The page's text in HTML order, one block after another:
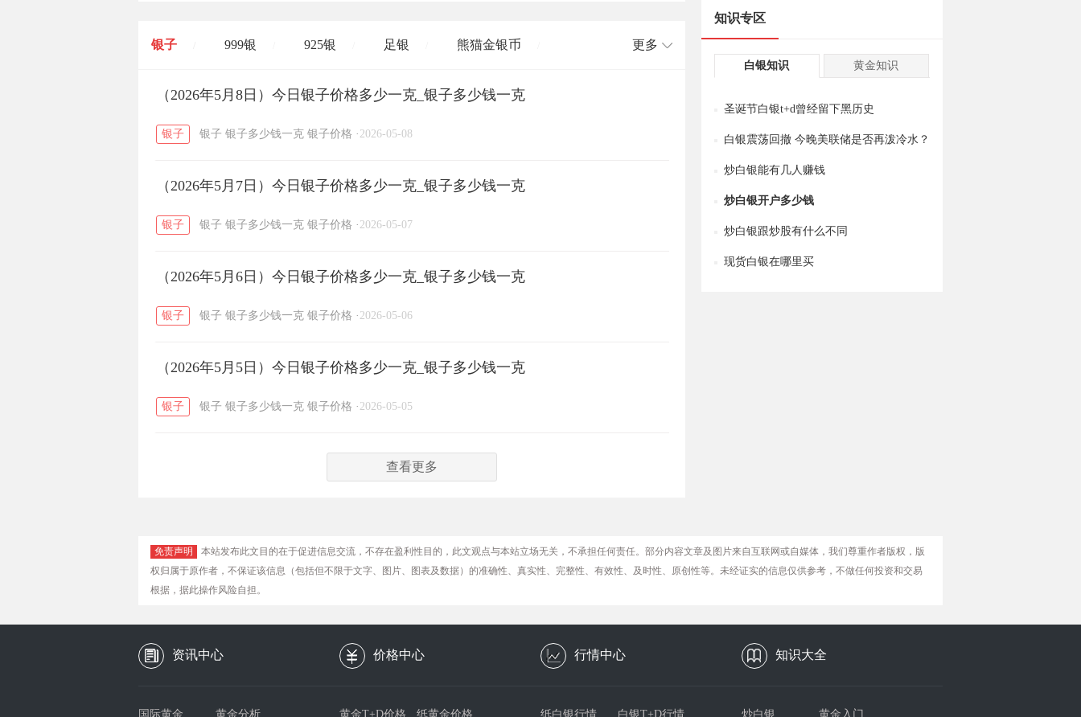
银子 999银 925银 足银 熊猫金银币
开国纪念币 大清银币 / 长城币 / 老凤祥
菜百 周生生 周大生
六福 / 金至尊 / 潮宏基 / 亚一金店 黄金
更多
（2026年5月8日）今日银子价格多少一克_银子多少钱一克
银子 银子 银子多少钱一克 银子价格 · 2026-05-08
（2026年5月7日）今日银子价格多少一克_银子多少钱一克
银子 银子 银子多少钱一克 银子价格 · 2026-05-07
（2026年5月6日）今日银子价格多少一克_银子多少钱一克
银子 银子 银子多少钱一克 银子价格 · 2026-05-06
（2026年5月5日）今日银子价格多少一克_银子多少钱一克
银子 银子 银子多少钱一克 银子价格 · 2026-05-05
查看更多
知识专区
白银知识 黄金知识
圣诞节白银t+d曾经留下黑历史
白银震荡回撤 今晚美联储是否再泼冷水？
炒白银能有几人赚钱
炒白银开户多少钱
炒白银跟炒股有什么不同
现货白银在哪里买
免责声明
本站发布此文目的在于促进信息交流，不存在盈利性目的，此文观点与本站立场无关，不承担任何责任。部分内容文章及图片来自互联网或自媒体，我们尊重作者版权，版
权归属于原作者，不保证该信息（包括但不限于文字、图片、图表及数据）的准确性、真实性、完整性、有效性、及时性、原创性等。未经证实的信息仅供参考，不做任何投资和交易
根据，据此操作风险自担。
资讯中心 价格中心 行情中心 知识大全
国际黄金 黄金分析 黄金T+D价格 纸黄金价格 纸白银行情 白银T+D行情 炒白银 黄金入门